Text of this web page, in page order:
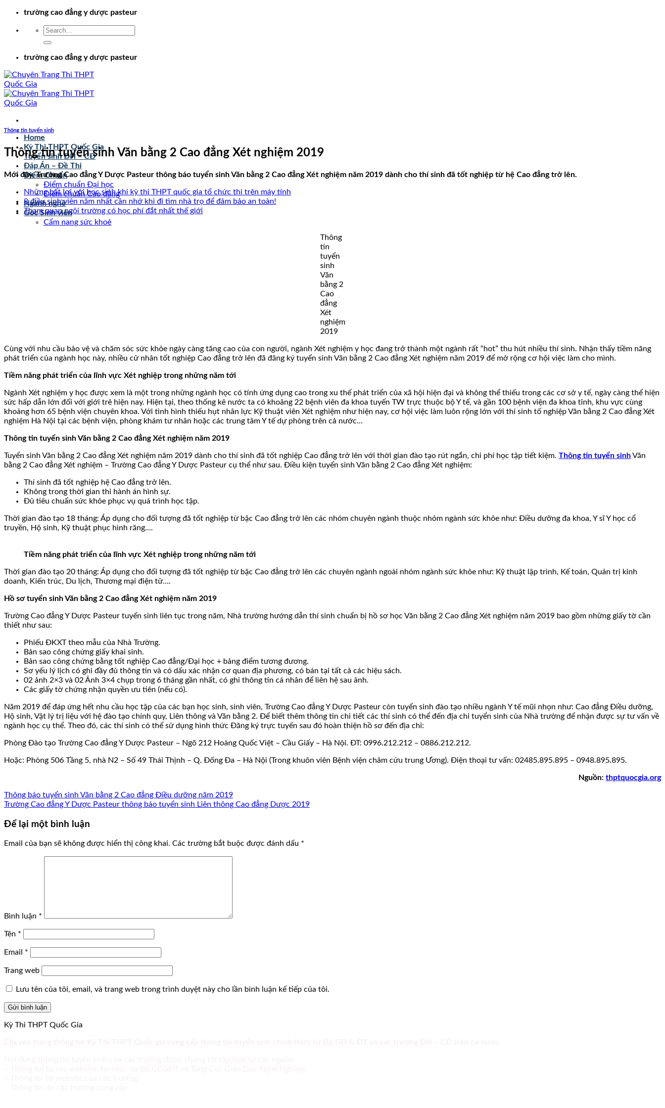
Chuyểntrường cao đẳng y dược pasteur
trường cao đẳng y dược pasteur
Home
Kỳ Thi THPT Quốc Gia
Tuyển sinh ĐH – CĐ
Đáp Án – Đề Thi
Điểm Chuẩn
Điểm chuẩn Đại học
Điểm chuẩn Cao đẳng
Ngành nghề
Góc Sinh viên
Cẩm nang sức khoẻ
Thông tin tuyển sinh
Thông tin tuyển sinh Văn bằng 2 Cao đẳng Xét nghiệm 2019
Mới đây, Trường Cao đẳng Y Dược Pasteur thông báo tuyển sinh Văn bằng 2 Cao đẳng Xét nghiệm năm 2019 dành cho thí sinh đã tốt nghiệp từ hệ Cao đẳng trở lên.
Những bất lợi với học sinh khi kỳ thi THPT quốc gia tổ chức thi trên máy tính
8 điều sinh viên năm nhất cần nhớ khi đi tìm nhà trọ để đảm bảo an toàn!
Tham quan ngôi trường có học phí đắt nhất thế giới
Thông
tin
tuyển
sinh
Văn
bằng 2
Cao
đẳng
Xét
nghiệm
2019
Cùng với nhu cầu bảo vệ và chăm sóc sức khỏe ngày càng tăng cao của con người, ngành Xét nghiệm y học đang trở thành một ngành rất “hot” thu hút nhiều thí sinh. Nhận thấy tiềm năng
phát triển của ngành học này, nhiều cử nhân tốt nghiệp Cao đẳng trở lên đã đăng ký tuyển sinh Văn bằng 2 Cao đẳng Xét nghiệm năm 2019 để mở rộng cơ hội việc làm cho mình.
Tiềm năng phát triển của lĩnh vực Xét nghiệp trong những năm tới
Ngành Xét nghiệm y học được xem là một trong những ngành học có tính ứng dụng cao trong xu thế phát triển của xã hội hiện đại và không thể thiếu trong các cơ sở y tế, ngày càng thể hiện
sức hấp dẫn lớn đối với giới trẻ hiện nay. Hiện tại, theo thống kê nước ta có khoảng 22 bệnh viên đa khoa tuyến TW trực thuộc bộ Y tế, và gần 100 bệnh viện đa khoa tỉnh, khu vực cùng
khoảng hơn 65 bệnh viện chuyên khoa. Với tình hình thiếu hụt nhân lực Kỹ thuật viên Xét nghiệm như hiện nay, cơ hội việc làm luôn rộng lớn với thí sinh tố nghiệp Văn bằng 2 Cao đẳng Xét
nghiệm Hà Nội tại các bệnh viện, phòng khám tư nhân hoặc các trung tâm Y tế dự phòng trên cả nước…
Thông tin tuyển sinh Văn bằng 2 Cao đẳng Xét nghiệm năm 2019
Tuyển sinh Văn bằng 2 Cao đẳng Xét nghiệm năm 2019 dành cho thí sinh đã tốt nghiệp Cao đẳng trở lên với thời gian đào tạo rút ngắn, chi phí học tập tiết kiệm. Thông tin tuyển sinhVăn
bằng 2 Cao đẳng Xét nghiệm – Trường Cao đẳng Y Dược Pasteur cụ thể như sau. Điều kiện tuyển sinh Văn bằng 2 Cao đẳng Xét nghiệm:
Thí sinh đã tốt nghiệp hệ Cao đẳng trở lên.
Không trong thời gian thi hành án hình sự.
Đủ tiêu chuẩn sức khỏe phục vụ quá trình học tập.
Thời gian đào tạo 18 tháng: Áp dụng cho đối tượng đã tốt nghiệp từ bậc Cao đẳng trở lên các nhóm chuyên ngành thuộc nhóm ngành sức khỏe như: Điều dưỡng đa khoa, Y sĩ Y học cổ
truyền, Hộ sinh, Kỹ thuật phục hình răng….
Tiềm năng phát triển của lĩnh vực Xét nghiệp trong những năm tới
Thời gian đào tạo 20 tháng: Áp dụng cho đối tượng đã tốt nghiệp từ bậc Cao đẳng trở lên các chuyên ngành ngoài nhóm ngành sức khỏe như: Kỹ thuật lập trình, Kế toán, Quản trị kinh
doanh, Kiến trúc, Du lịch, Thương mại điện tử….
Hồ sơ tuyển sinh Văn bằng 2 Cao đẳng Xét nghiệm năm 2019
Trường Cao đẳng Y Dược Pasteur tuyển sinh liên tục trong năm, Nhà trường hướng dẫn thí sinh chuẩn bị hồ sơ học Văn bằng 2 Cao đẳng Xét nghiệm năm 2019 bao gồm những giấy tờ cần
thiết như sau:
Phiếu ĐKXT theo mẫu của Nhà Trường.
Bản sao công chứng giấy khai sinh.
Bản sao công chứng bằng tốt nghiệp Cao đẳng/Đại học + bảng điểm tương đương.
Sơ yếu lý lịch có ghi đầy đủ thông tin và có dấu xác nhận cơ quan địa phương, có bán tại tất cả các hiệu sách.
02 ảnh 2×3 và 02 Ảnh 3×4 chụp trong 6 tháng gần nhất, có ghi thông tin cá nhân để liên hệ sau ảnh.
Các giấy tờ chứng nhận quyền ưu tiên (nếu có).
Năm 2019 để đáp ứng hết nhu cầu học tập của các bạn học sinh, sinh viên, Trường Cao đẳng Y Dược Pasteur còn tuyển sinh đào tạo nhiều ngành Y tế mũi nhọn như: Cao đẳng Điều dưỡng,
Hộ sinh, Vật lý trị liệu với hệ đào tạo chính quy, Liên thông và Văn bằng 2. Để biết thêm thông tin chi tiết các thí sinh có thể đến địa chỉ tuyển sinh của Nhà trường để nhận được sự tư vấn về
ngành học cụ thể. Theo đó, các thí sinh có thể sử dụng hình thức Đăng ký trực tuyến sau đó hoàn thiện hồ sơ đến địa chỉ:
Phòng Đào tạo Trường Cao đẳng Y Dược Pasteur – Ngõ 212 Hoàng Quốc Việt – Cầu Giấy – Hà Nội. ĐT: 0996.212.212 – 0886.212.212.
Hoặc: Phòng 506 Tầng 5, nhà N2 – Số 49 Thái Thịnh – Q. Đống Đa – Hà Nội (Trong khuôn viên Bệnh viện châm cứu trung Ương). Điện thoại tư vấn: 02485.895.895 – 0948.895.895.
Nguồn: thptquocgia.org
Thông báo tuyển sinh Văn bằng 2 Cao đẳng Điều dưỡng năm 2019
Trường Cao đẳng Y Dược Pasteur thông báo tuyển sinh Liên thông Cao đẳng Dược 2019
Để lại một bình luận
Email của bạn sẽ không được hiển thị công khai. Các trường bắt buộc được đánh dấu *
Bình luận *
Tên *
Email *
Trang web
Lưu tên của tôi, email, và trang web trong trình duyệt này cho lần bình luận kế tiếp của tôi.
Kỳ Thi THPT Quốc Gia